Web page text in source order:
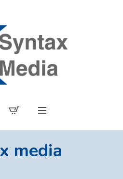
media